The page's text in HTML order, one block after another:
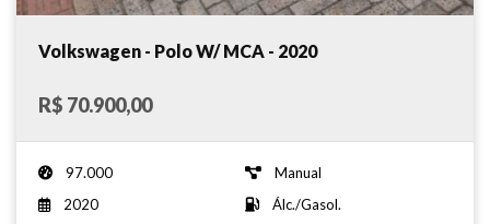
Volkswagen - Polo W/ MCA - 2020
R$ 70.900,00
97.000
Manual
2020
Álc./Gasol.